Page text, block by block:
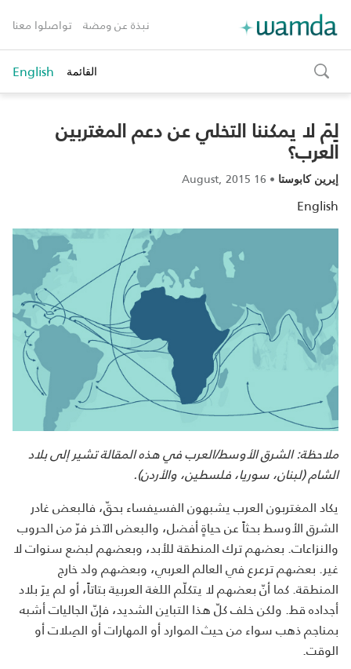
نبذة عن ومضة تواصلوا معنا
toggle
search
القائمة English
لِمَ لا يمكننا التخلي عن دعم المغتربين
العرب؟
إيرين كابوستا •
16 August, 2015
English
ملاحظة: الشرق الأوسط/العرب في هذه المقالة تشير إلى بلاد
الشام (لبنان، سوريا، فلسطين، والأردن).
يكاد المغتربون العرب يشبهون الفسيفساء بحقّ، فالبعض غادر
الشرق الأوسط بحثاً عن حياةٍ أفضل، والبعض الآخر فرّ من الحروب
والنزاعات. بعضهم ترك المنطقة للأبد، وبعضهم لبضع سنوات لا
غير. بعضهم ترعرع في العالم العربي، وبعضهم ولد خارج
المنطقة. كما أنّ بعضهم لا يتكلّم اللغة العربية بتاتاً، أو لم يرَ بلاد
أجداده قط. ولكن خلف كلّ هذا التباين الشديد، فإنّ الجاليات أشبه
بمناجم ذهب سواء من حيث الموارد أو المهارات أو الصِلات أو
الوقت.